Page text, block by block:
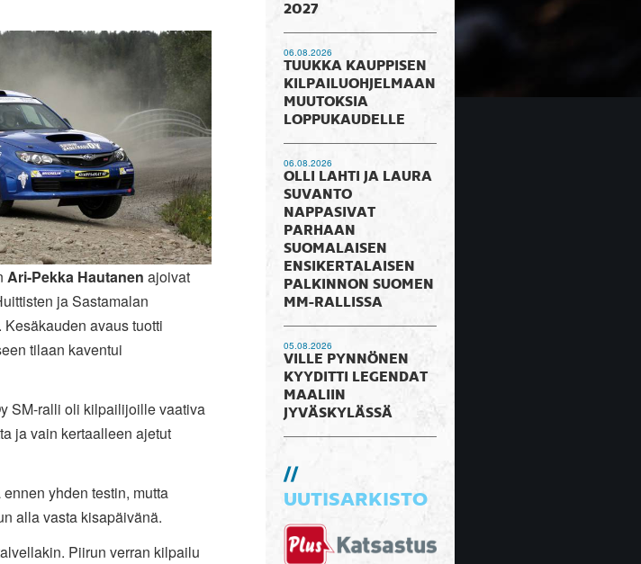
Ari-Pekka Hautanen ajoivat
ja Sastamalan
avaus tuotti
tilaan kaventui
SM-ralli oli kilpailijoille vaativa
ja vain kertaalleen ajetut
yhden testin, mutta
alla vasta kisapäivänä.
Piirun verran kilpailu
2027
06.08.2026
TUUKKA KAUPPISEN
KILPAILUOHJELMAAN
MUUTOKSIA
LOPPUKAUDELLE
06.08.2026
OLLI LAHTI JA LAURA
SUVANTO
NAPPASIVAT
PARHAAN
SUOMALAISEN
ENSIKERTALAISEN
PALKINNON SUOMEN
MM-RALLISSA
05.08.2026
VILLE PYNNÖNEN
KYYDITTI LEGENDAT
MAALIIN
JYVÄSKYLÄSSÄ
UUTISARKISTO